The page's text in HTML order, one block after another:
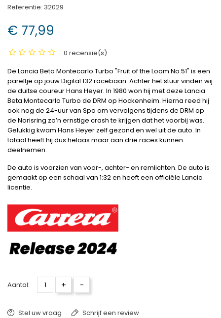
Referentie: 32029
€ 77,99
0 recensie(s)
De Lancia Beta Montecarlo Turbo "Fruit of the Loom No.51" is een
pareltje op jouw Digital 132 racebaan. Achter het stuur vinden wij
de duitse coureur Hans Heyer. In 1980 won hij met deze Lancia
Beta Montecarlo Turbo de DRM op Hockenheim. Hierna reed hij
ook nog de 24-uur van Spa om vervolgens tijdens de DRM op
de Norisring zo’n ernstige crash te krijgen dat het voorbij was.
Gelukkig kwam Hans Heyer zelf gezond en wel uit de auto. In
totaal heeft hij dus helaas maar aan drie races kunnen
deelnemen.
De auto is voorzien van voor-, achter- en remlichten. De auto is
gemaakt op een schaal van 1:32 en heeft een officiële Lancia
licentie.
Aantal: + -
Stel uw vraag Schrijf een review